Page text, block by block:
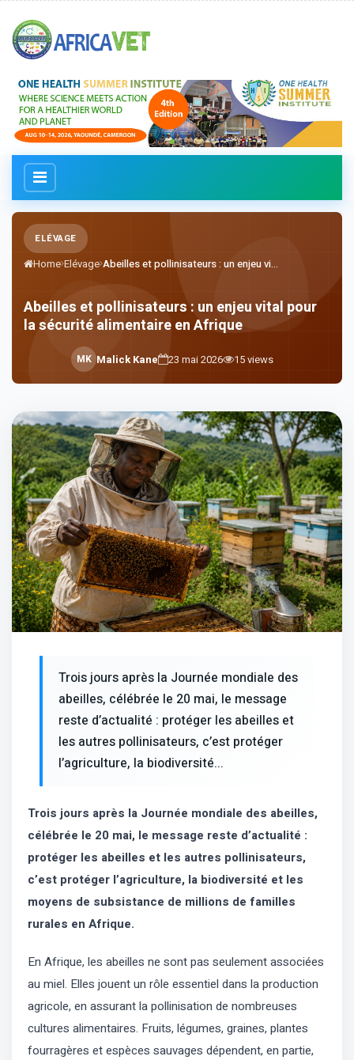
Home Elévage Abeilles et pollinisateurs : un enjeu vi...
ELÉVAGE
Abeilles et pollinisateurs : un enjeu vital pour
la sécurité alimentaire en Afrique
MK Malick Kane 23 mai 2026 15views
Trois jours après la Journée mondiale des
abeilles, célébrée le 20 mai, le message
reste d’actualité : protéger les abeilles et
les autres pollinisateurs, c’est protéger
l’agriculture, la biodiversité...
Trois jours après la Journée mondiale des abeilles,
célébrée le 20 mai, le message reste d’actualité :
protéger les abeilles et les autres pollinisateurs,
c’est protéger l’agriculture, la biodiversité et les
moyens de subsistance de millions de familles
rurales en Afrique.
En Afrique, les abeilles ne sont pas seulement associées
au miel. Elles jouent un rôle essentiel dans la production
agricole, en assurant la pollinisation de nombreuses
cultures alimentaires. Fruits, légumes, graines, plantes
fourragères et espèces sauvages dépendent, en partie,